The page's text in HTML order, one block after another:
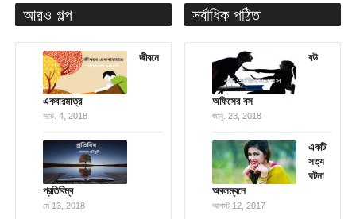
আরও গল্প
জীবনে
একবারমাত্র
নভে. 4, 2018
প্রতিবিম্ব
মে 13, 2018
সর্বাধিক পঠিত
বউ
অফিসের বস
জানু. 23, 2018
একটি
সত্য
ঘটনা
অবলম্বনে
আগস্ট 12, 2017